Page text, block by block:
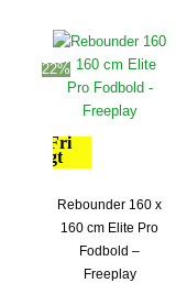
22%
Fri
fragt
Rebounder 160 x
160 cm Elite Pro
Fodbold –
Freeplay